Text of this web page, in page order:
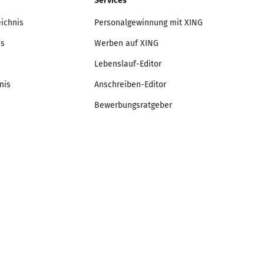
Personalgewinnung mit XING
Werben auf XING
Lebenslauf-Editor
Anschreiben-Editor
Bewerbungsratgeber